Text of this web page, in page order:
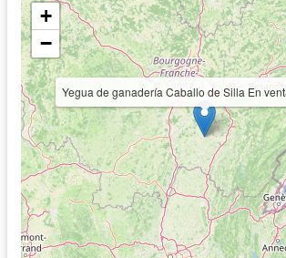
Yegua de ganadería Caballo de Silla En
+
−